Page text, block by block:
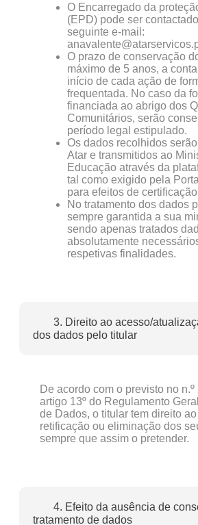
O Encarregado da
(EPD) pode ser
seguinte e-mail:
O prazo de conservação
máximo de 5 anos, a
início de cada ação de
frequentada. No caso da
financiada ao abrigo dos
Comunitários, serão
período legal estipulado.
Os dados recolhidos
Atar e transmitidos ao
Educação através da
tal como exigido pela
para efeitos de
No tratamento dos dados
sempre garantida a sua
sendo apenas tratados
absolutamente
respetivas finalidades.
3. Direito ao acesso/
dos dados pelo titular
De acordo com o previsto no
artigo 13º do Regulamento
de Dados, o titular tem direito
retificação ou eliminação dos
sempre que assim o pretender.
4. Efeito da ausência de
tratamento de dados